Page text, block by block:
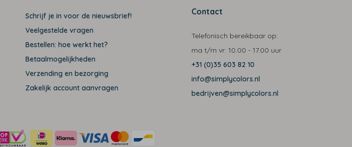
Schrijf je in voor de nieuwsbrief!
Veelgestelde vragen
Bestellen: hoe werkt het?
Betaalmogelijkheden
Verzending en bezorging
Zakelijk account aanvragen
Contact
Telefonisch bereikbaar op:
ma t/m vr: 10.00 - 17.00 uur
+31 (0)35 603 82 10
info@simplycolors.nl
bedrijven@simplycolors.nl